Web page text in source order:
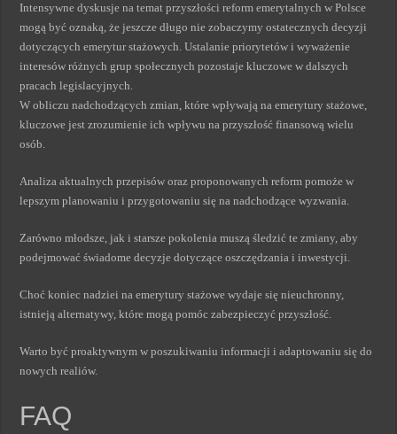
Intensywne dyskusje na temat przyszłości reform emerytalnych w Polsce
mogą być oznaką, że jeszcze długo nie zobaczymy ostatecznych decyzji
dotyczących emerytur stażowych. Ustalanie priorytetów i wyważenie
interesów różnych grup społecznych pozostaje kluczowe w dalszych
pracach legislacyjnych.
W obliczu nadchodzących zmian, które wpływają na emerytury stażowe,
kluczowe jest zrozumienie ich wpływu na przyszłość finansową wielu
osób.
Analiza aktualnych przepisów oraz proponowanych reform pomoże w
lepszym planowaniu i przygotowaniu się na nadchodzące wyzwania.
Zarówno młodsze, jak i starsze pokolenia muszą śledzić te zmiany, aby
podejmować świadome decyzje dotyczące oszczędzania i inwestycji.
Choć koniec nadziei na emerytury stażowe wydaje się nieuchronny,
istnieją alternatywy, które mogą pomóc zabezpieczyć przyszłość.
Warto być proaktywnym w poszukiwaniu informacji i adaptowaniu się do
nowych realiów.
FAQ